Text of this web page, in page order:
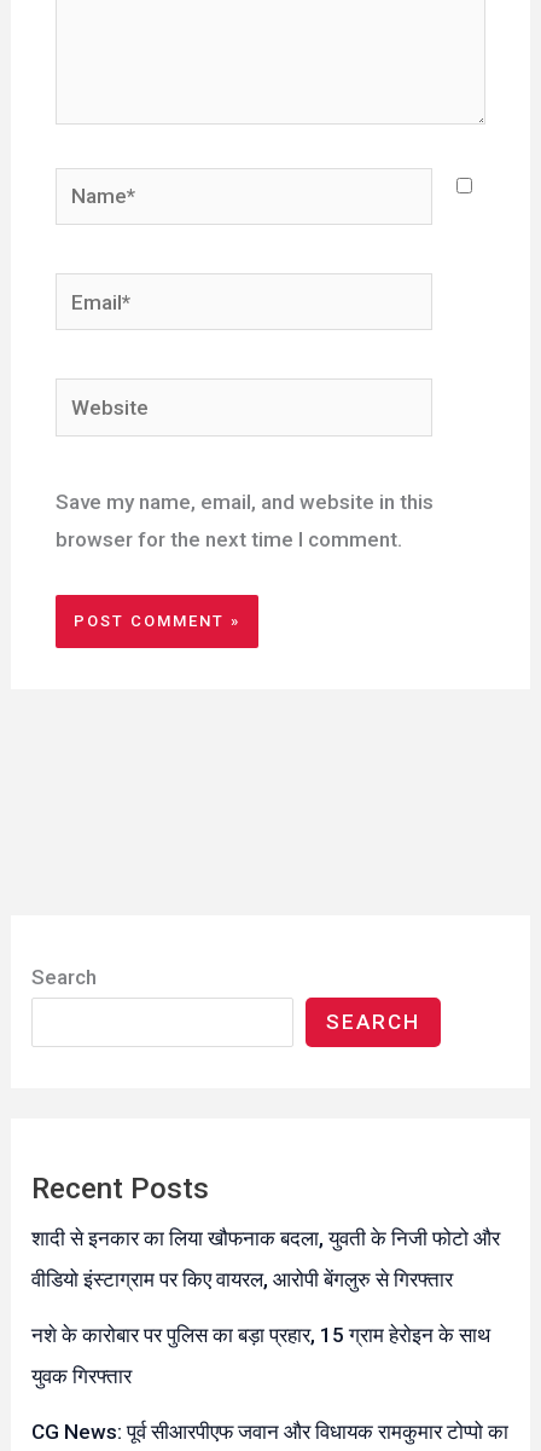
Name*
Email*
Website
Save my name, email, and website in this
browser for the next time I comment.
Search
SEARCH
Recent Posts
शादी से इनकार का लिया खौफनाक बदला, युवती के निजी फोटो और
वीडियो इंस्टाग्राम पर किए वायरल, आरोपी बेंगलुरु से गिरफ्तार
नशे के कारोबार पर पुलिस का बड़ा प्रहार, 15 ग्राम हेरोइन के साथ
युवक गिरफ्तार
CG News: पूर्व सीआरपीएफ जवान और विधायक रामकुमार टोप्पो का